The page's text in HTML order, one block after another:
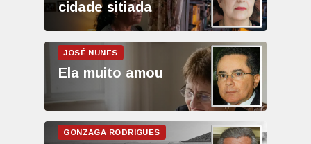
cidade sitiada
Ela muito amou